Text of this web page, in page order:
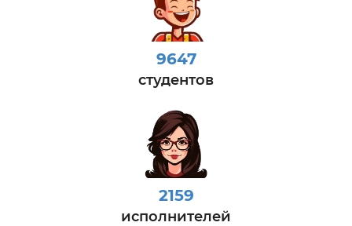
9647
студентов
2159
исполнителей